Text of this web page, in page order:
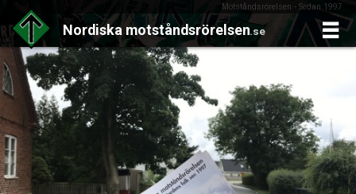
Motståndsrörelsen - Sedan 1997
Nordiska motståndsrörelsen.se
Skip
to
content